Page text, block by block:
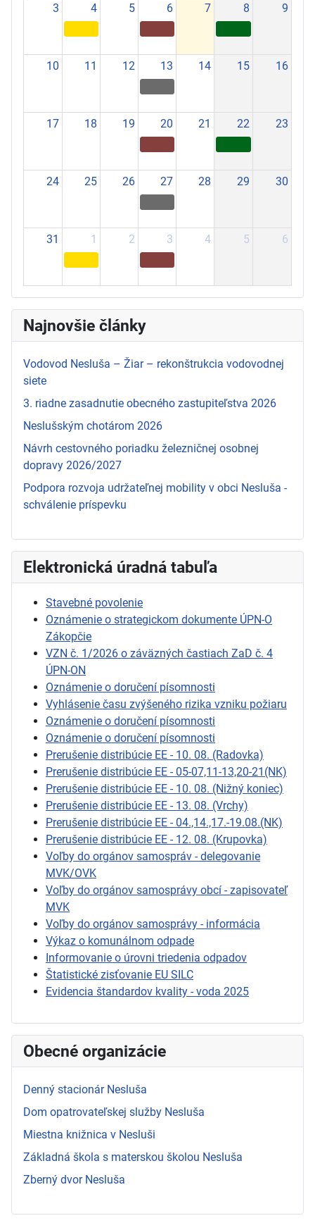
3 4 5 6 7 8 9
10 11 12 13 14 15 16
17 18 19 20 21 22 23
24 25 26 27 28 29 30
31 1 2 3 4 5 6
Najnovšie články
Vodovod Nesluša – Žiar – rekonštrukcia vodovodnej
siete
3. riadne zasadnutie obecného zastupiteľstva 2026
Neslušským chotárom 2026
Návrh cestovného poriadku železničnej osobnej
dopravy 2026/2027
Podpora rozvoja udržateľnej mobility v obci Nesluša -
schválenie príspevku
Elektronická úradná tabuľa
Stavebné povolenie
Oznámenie o strategickom dokumente ÚPN-O
Zákopčie
VZN č. 1/2026 o záväzných častiach ZaD č. 4
ÚPN-ON
Oznámenie o doručení písomnosti
Vyhlásenie času zvýšeného rizika vzniku požiaru
Oznámenie o doručení písomnosti
Oznámenie o doručení písomnosti
Prerušenie distribúcie EE - 10. 08. (Radovka)
Prerušenie distribúcie EE - 05-07,11-13,20-21(NK)
Prerušenie distribúcie EE - 10. 08. (Nižný koniec)
Prerušenie distribúcie EE - 13. 08. (Vrchy)
Prerušenie distribúcie EE - 04.,14.,17.-19.08.(NK)
Prerušenie distribúcie EE - 12. 08. (Krupovka)
Voľby do orgánov samospráv - delegovanie
MVK/OVK
Voľby do orgánov samosprávy obcí - zapisovateľ
MVK
Voľby do orgánov samosprávy - informácia
Výkaz o komunálnom odpade
Informovanie o úrovni triedenia odpadov
Štatistické zisťovanie EU SILC
Evidencia štandardov kvality - voda 2025
Obecné organizácie
Denný stacionár Nesluša
Dom opatrovateľskej služby Nesluša
Miestna knižnica v Nesluši
Základná škola s materskou školou Nesluša
Zberný dvor Nesluša